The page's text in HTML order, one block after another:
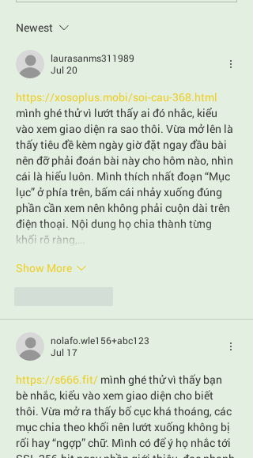
Newest
laurasanms311989
Jul 20
https://xosoplus.mobi/soi-cau-368.html
mình ghé thử vì lướt thấy ai đó nhắc, kiểu
vào xem giao diện ra sao thôi. Vừa mở lên là
thấy tiêu đề kèm ngày giờ đặt ngay đầu bài
nên đỡ phải đoán bài này cho hôm nào, nhìn
cái là hiểu luôn. Mình thích nhất đoạn “Mục
lục” ở phía trên, bấm cái nhảy xuống đúng
phần cần xem nên không phải cuộn dài trên
điện thoại. Nội dung họ chia thành từng
khối rõ ràng,…
Show More
nolafo.wle156+abc123
Jul 17
https://s666.fit/ mình ghé thử vì thấy bạn
bè nhắc, kiểu vào xem giao diện cho biết
thôi. Vừa mở ra thấy bố cục khá thoáng, các
mục chia theo khối nên lướt xuống không bị
rối hay “ngợp” chữ. Mình có để ý họ nhắc tới